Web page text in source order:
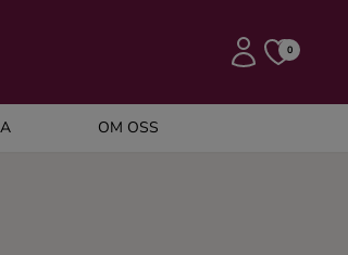
0
OM OSS